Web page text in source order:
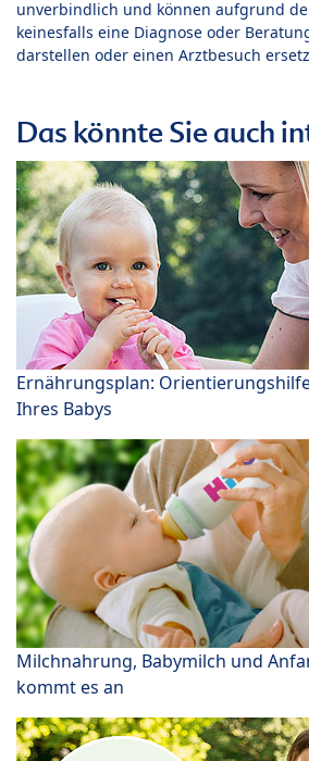
unverbindlich und können aufgrund
keinesfalls eine Diagnose oder
darstellen oder einen Arztbesuch
Das könnte Sie auch
Ernährungsplan:
Ihres Babys
Milchnahrung, Babymilch und
kommt es an